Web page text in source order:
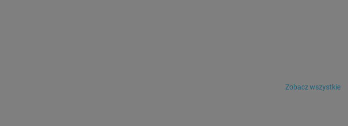
Zobacz wszystkie